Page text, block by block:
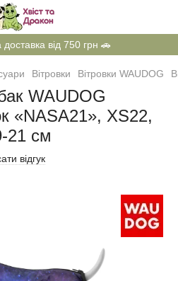
від 750 грн 🚗
Вітровки Вітровки WAUDOG
WAUDOG
«NASA21», XS22,
21 см
відгук